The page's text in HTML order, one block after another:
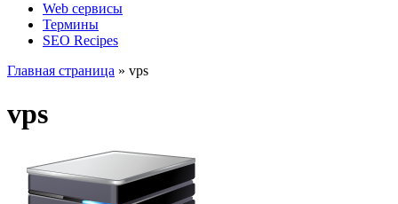
Web сервисы
Термины
SEO Recipes
Главная страница » vps
vps